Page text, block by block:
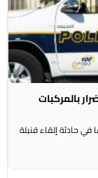
بالمركبات
حادثة إلقاء قنبلة